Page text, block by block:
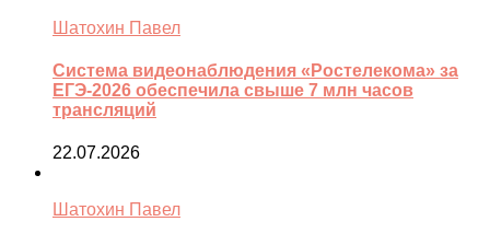
Шатохин Павел
Система видеонаблюдения «Ростелекома» за
ЕГЭ-2026 обеспечила свыше 7 млн часов
трансляций
22.07.2026
Шатохин Павел